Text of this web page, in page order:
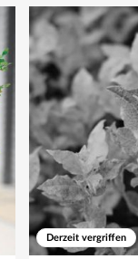
Derzeit vergriffen